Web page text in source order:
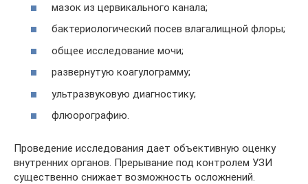
мазок из цервикального канала;
бактериологический посев влагалищной флоры;
общее исследование мочи;
развернутую коагулограмму;
ультразвуковую диагностику;
флюорографию.
Проведение исследования дает объективную оценку
внутренних органов. Прерывание под контролем УЗИ
существенно снижает возможность осложнений.